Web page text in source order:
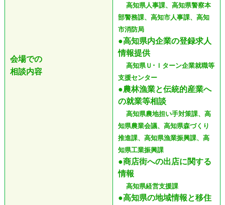
会場での
相談内容
高知県人事課、高知県警察本
部警務課、高知市人事課、高知
市消防局
●高知県内企業の登録求人
情報提供
高知県Ｕ･Ｉターン企業就職等
支援センター
●農林漁業と伝統的産業へ
の就業等相談
高知県農地担い手対策課、高
知県農業会議、高知県森づくり
推進課、高知県漁業振興課、高
知県工業振興課
●商店街への出店に関する
情報
高知県経営支援課
●高知県の地域情報と移住